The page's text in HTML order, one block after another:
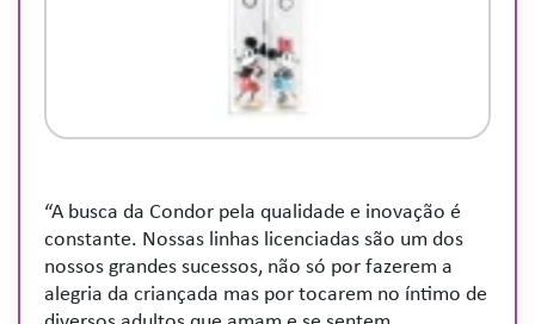
“A busca da Condor pela qualidade e inovação é
constante. Nossas linhas licenciadas são um dos
nossos grandes sucessos, não só por fazerem a
alegria da criançada mas por tocarem no íntimo de